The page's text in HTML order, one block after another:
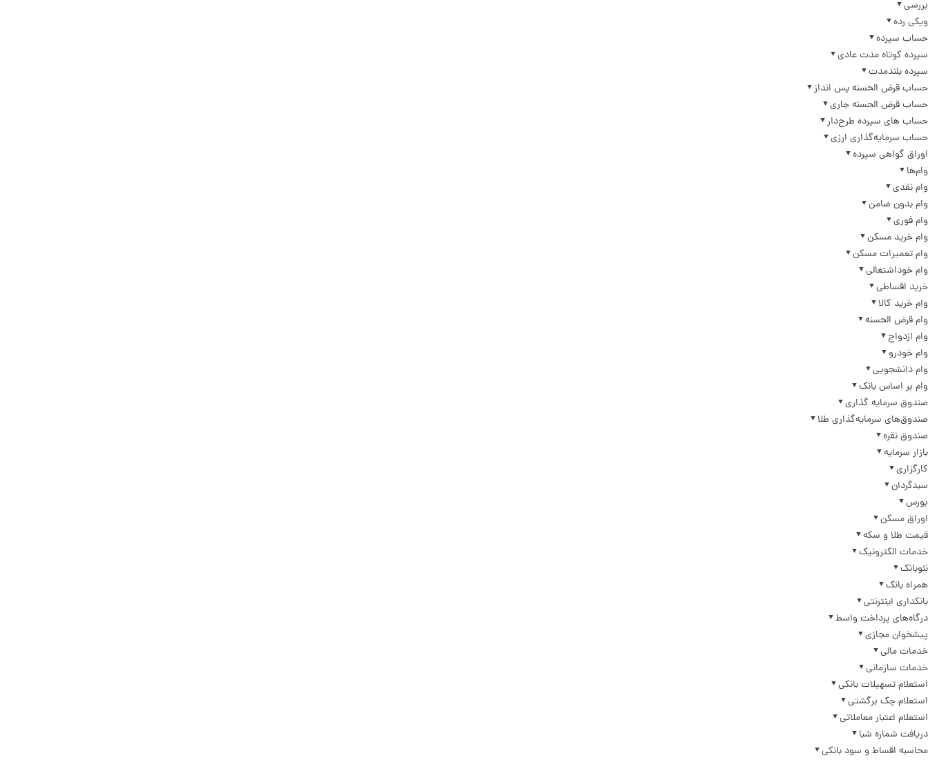
بررسی
ویکی رده
حساب سپرده
سپرده کوتاه مدت عادی
سپرده بلندمدت
حساب قرض الحسنه پس انداز
حساب قرض الحسنه جاری
حساب های سپرده طرح‌دار
حساب سرمایه‌گذاری ارزی
اوراق گواهی سپرده
وام‌ها
وام نقدی
وام بدون ضامن
وام فوری
وام خرید مسکن
وام تعمیرات مسکن
وام خوداشتغالی
خرید اقساطی
وام خرید کالا
وام قرض الحسنه
وام ازدواج
وام خودرو
وام دانشجویی
وام بر اساس بانک
صندوق سرمایه گذاری
صندوق‌های سرمایه‌گذاری طلا
صندوق نقره
بازار سرمایه
کارگزاری
سبدگردان
بورس
اوراق مسکن
قیمت طلا و سکه
خدمات الکترونیک
نئوبانک
همراه بانک
بانکداری اینترنتی
درگاه‌های پرداخت واسط
پیشخوان مجازی
خدمات مالی
خدمات سازمانی
استعلام تسهیلات بانکی
استعلام چک برگشتی
استعلام اعتبار معاملاتی
دریافت شماره شبا
محاسبه اقساط و سود بانکی